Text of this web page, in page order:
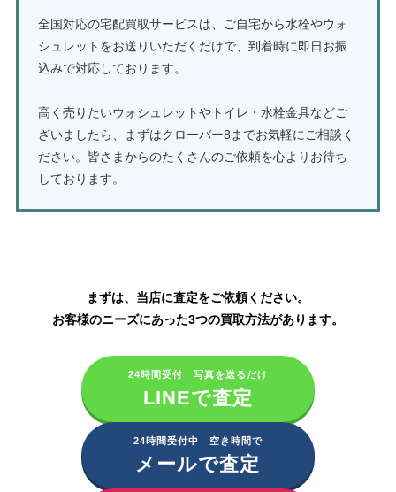
全国対応の宅配買取サービスは、ご自宅から水栓やウォ
シュレットをお送りいただくだけで、到着時に即日お振
込みで対応しております。
高く売りたいウォシュレットやトイレ・水栓金具などご
ざいましたら、まずはクローバー8までお気軽にご相談く
ださい。皆さまからのたくさんのご依頼を心よりお待ち
しております。
まずは、当店に査定をご依頼ください。
お客様のニーズにあった3つの買取方法があります。
24時間受付 写真を送るだけ
LINEで査定
24時間受付中 空き時間で
メールで査定